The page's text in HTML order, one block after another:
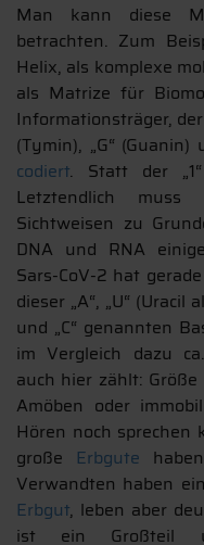
Man kann diese
betrachten. Zum
Helix, als komplexe
als Matrize für
Informationsträger,
(Tymin), „G“
codiert. Statt der
Letztendlich
Sichtweisen zu
DNA und RNA
Sars-CoV-2 hat
dieser „A“, „U“
und „C“ genannten
im Vergleich dazu
auch hier zählt:
Amöben oder
Hören noch
große Erbgute
Verwandten haben
Erbgut, leben aber
ist ein Großteil